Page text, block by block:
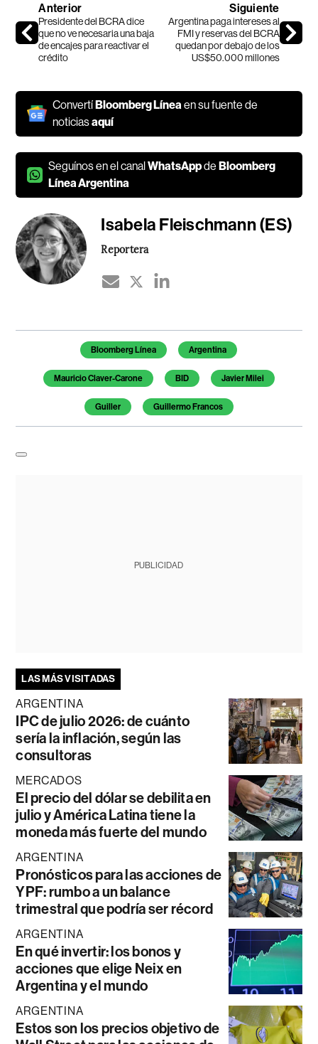
Anterior
Presidente del BCRA dice
que no ve necesaria una baja
de encajes para reactivar el
crédito
Siguiente
Argentina paga intereses al
FMI y reservas del BCRA
quedan por debajo de los
US$50.000 millones
ConvertíBloomberg Línea en su fuente de
noticiasaquí
Seguínos en el canalWhatsAppdeBloomberg
Línea Argentina
Isabela Fleischmann (ES)
Reportera
Temas de este artículo
Bloomberg Línea Argentina
Mauricio Claver-Carone BID Javier Milei
Guiller Guillermo Francos
PUBLICIDAD
LAS MÁS VISITADAS
ARGENTINA
IPC de julio 2026: de cuánto
sería la inflación, según las
consultoras
MERCADOS
El precio del dólar se debilita en
julio y América Latina tiene la
moneda más fuerte del mundo
ARGENTINA
Pronósticos para las acciones de
YPF: rumbo a un balance
trimestral que podría ser récord
ARGENTINA
En qué invertir: los bonos y
acciones que elige Neix en
Argentina y el mundo
ARGENTINA
Estos son los precios objetivo de